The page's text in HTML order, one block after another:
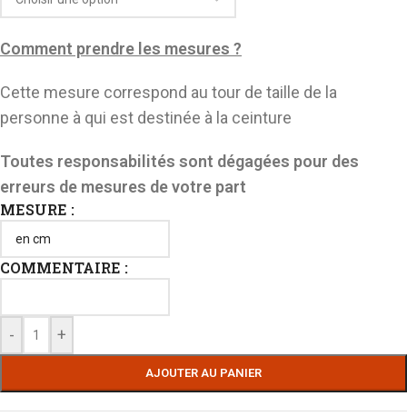
MESURE :
Comment prendre les mesures ?
Cette mesure correspond au tour de taille de la
personne à qui est destinée à la ceinture
Toutes responsabilités sont dégagées pour des
erreurs de mesures de votre part
COMMENTAIRE :
- +
AJOUTER AU PANIER